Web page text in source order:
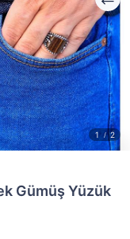
Gümüş Yüzük